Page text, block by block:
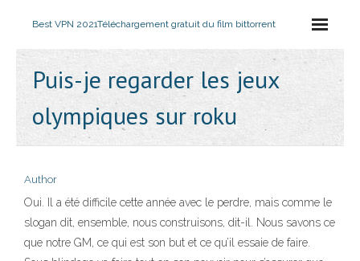
Best VPN 2021Téléchargement gratuit du film bittorrent
Puis-je regarder les jeux
olympiques sur roku
Author
Oui. Il a été difficile cette année avec le perdre, mais comme le
slogan dit, ensemble, nous construisons, dit-il. Nous savons ce
que notre GM, ce qui est son but et ce qu’il essaie de faire.